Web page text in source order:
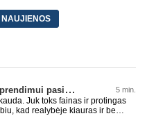
NAUJIENOS
Paaiškėjo, kas turėjo įtakos Rodri sprendimui pasirinkti Barselonos pusę 5 min.
Juk toks fainas ir protingas
kad realybėje kiauras ir be